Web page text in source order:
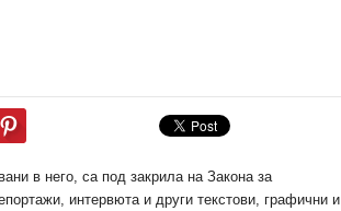
в него, са под закрила на Закона за
интервюта и други текстови, графични и